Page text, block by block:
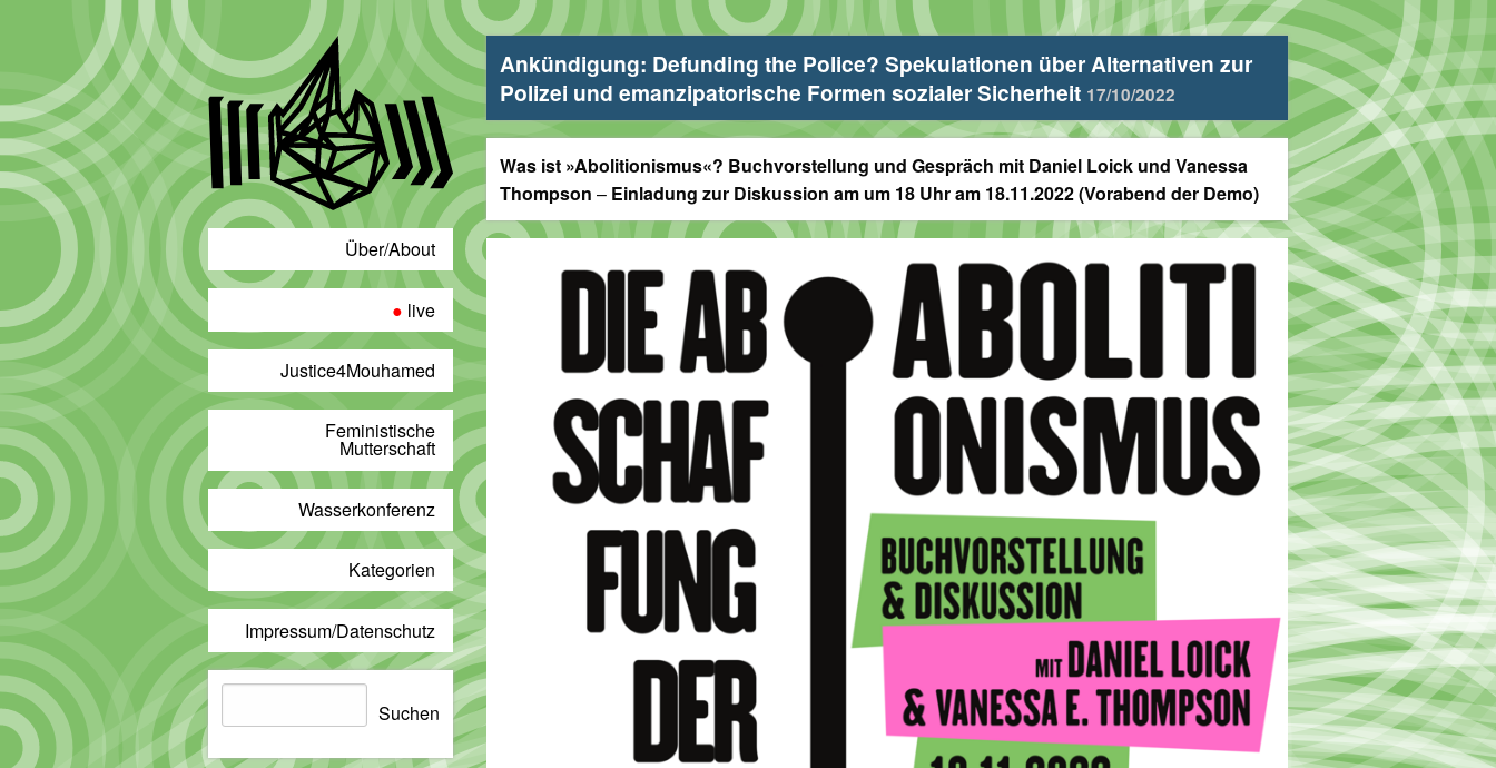
Über/About
live
Justice4Mouhamed
Feministische
Mutterschaft
Wasserkonferenz
Kategorien
Impressum/Datenschutz
Suchen
Ankündigung: Defunding the Police? Spekulationen über Alternativen zur
Polizei und emanzipatorische Formen sozialer Sicherheit 17/10/2022
Was ist »Abolitionismus«? Buchvorstellung und Gespräch mit Daniel Loick und Vanessa
Thompson – Einladung zur Diskussion am um 18 Uhr am 18.11.2022 (Vorabend der Demo)